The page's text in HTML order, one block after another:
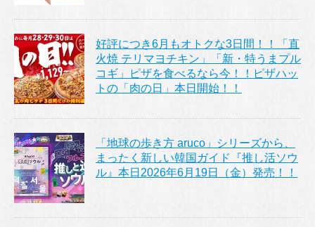
好評につき6月もオトクな3日間！！「直
火焼 テリマヨチキン」「新・特うまプル
コギ」ピザを食べるなら今！！ピザハッ
トの「肉の日」本日開始！！
「地球の歩き方 aruco」シリーズから、
まったく新しい韓国ガイド『推し活ソウ
ル』本日2026年6月19日（金）発売！！